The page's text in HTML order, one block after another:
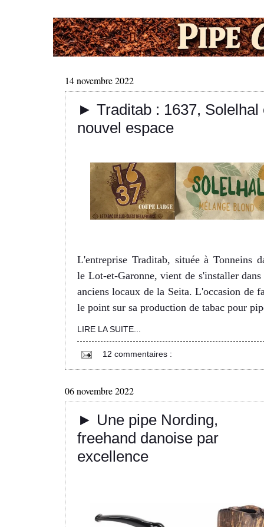
14 novembre 2022
► Traditab : 1637, Solelhal
nouvel espace
L'entreprise Traditab, située à Tonneins
le Lot-et-Garonne, vient de s'installer dans
anciens locaux de la Seita. L'occasion de
le point sur sa production de tabac pour
LIRE LA SUITE...
12 commentaires :
06 novembre 2022
► Une pipe Nording,
freehand danoise par
excellence